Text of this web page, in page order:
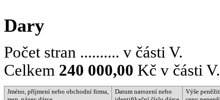
Dary
Počet stran .......... v části V.
Celkem 240 000,00 Kč v části V.
Jméno, příjmení nebo obchodní firma,
Datum narození nebo
Výše